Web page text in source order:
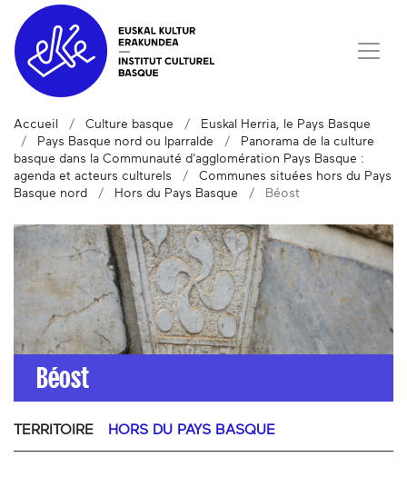
Accueil Culture basque
Euskal Herria, le Pays Basque
Pays Basque nord ou Iparralde
Panorama de la culture
basque dans la Communauté d'agglomération Pays Basque :
agenda et acteurs culturels
Communes situées hors du Pays
Basque nord
Hors du Pays Basque Béost
Béost
TERRITOIRE HORS DU PAYS BASQUE